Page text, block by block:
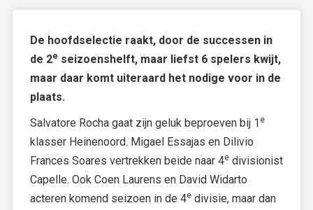
De hoofdselectie raakt, door de successen in
de 2e seizoenshelft, maar liefst 6 spelers kwijt,
maar daar komt uiteraard het nodige voor in de
plaats.
Salvatore Rocha gaat zijn geluk beproeven bij 1 e
klasser Heinenoord. Migael Essajas en Dilivio
Frances Soares vertrekken beide naar 4e divisionist
Capelle. Ook Coen Laurens en David Widarto
acteren komend seizoen in de 4e divisie, maar dan